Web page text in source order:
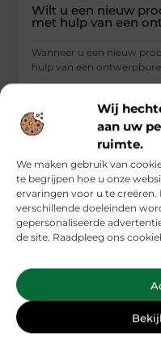
Wij
aan uw
ruimte.
We maken gebruik van
te begrijpen hoe u onze
ervaringen voor u te
verschillende doeleinden
gepersonaliseerde
de site. Raadpleeg ons
Wilt u een nieuw
met hulp van een
Wanneer u een nieuw
hulp van een